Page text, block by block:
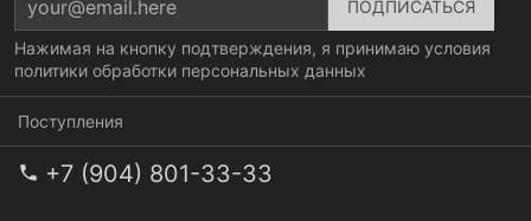
Нажимая на кнопку подтверждения, я принимаю условия
политики обработки персональных данных
Поступления
+7 (904) 801-33-33